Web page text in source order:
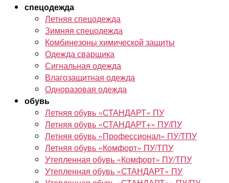
спецодежда
Летняя спецодежда
Зимняя спецодежда
Комбинезоны химической защиты
Одежда сварщика
Сигнальная одежда
Влагозащитная одежда
Одноразовая одежда
обувь
Летняя обувь «СТАНДАРТ» ПУ
Летняя обувь «СТАНДАРТ+» ПУ/ПУ
Летняя обувь «Профессионал» ПУ/ТПУ
Летняя обувь «Комфорт» ПУ/ТПУ
Утепленная обувь «Комфорт» ПУ/ТПУ
Утепленная обувь «СТАНДАРТ» ПУ